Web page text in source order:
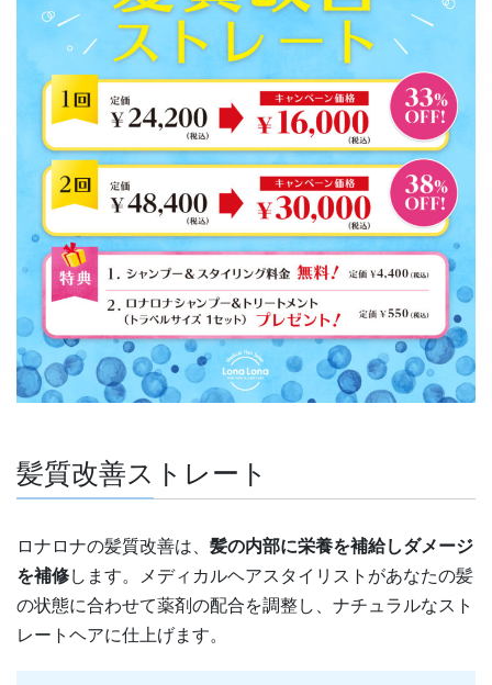
髪質改善ストレート
ロナロナの髪質改善は、 髪の内部に栄養を補給しダメージ
を補修します。メディカルヘアスタイリストがあなたの髪
の状態に合わせて薬剤の配合を調整し、ナチュラルなスト
レートヘアに仕上げます。